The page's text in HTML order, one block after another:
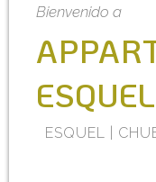
Bienvenido a
ESQUEL
ESQUEL |